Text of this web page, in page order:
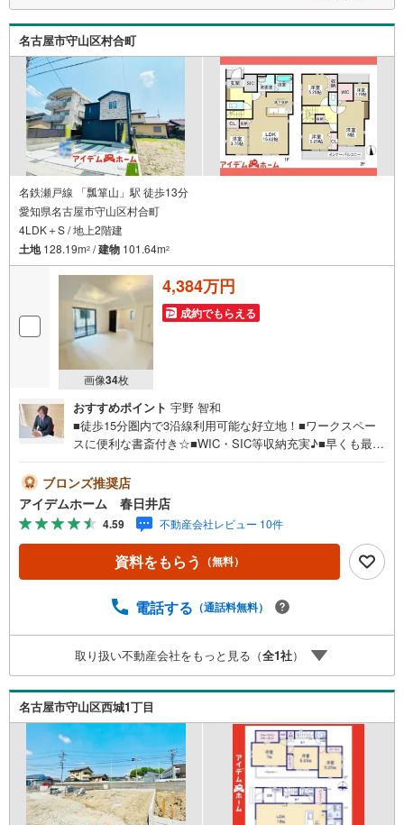
名古屋市守山区村合町
名鉄瀬戸線 「瓢箪山」駅 徒歩13分
愛知県名古屋市守山区村合町
4LDK＋S / 地上2階建
土地128.19m2 /建物 101.64m2
画像34枚
4,384万円
成約でもらえる
おすすめポイント 宇野 智和
■徒歩15分圏内で3沿線利用可能な好立地！■ワークスペー
スに便利な書斎付き☆■WIC・SIC等収納充実♪■早くも最終
分（640m）・名鉄瀬戸線「瓢箪山」駅:徒歩13分（1010
m） 年末年始以外休まず営業！当日案内OK、自己資金な
しでもOK！お仕事終わりでのご案内もご相談下さい！●ご
来店のメリット・ネット掲載以外の販売予定物件情報の提
供・物件の販売状況や工事進捗状況の提供・豊富な物件情
報の中からお客様のご要望に合わせた物件のご紹介●住宅ロ
件に合う最適な提案をさせて頂きます。・勤続年数が短い
グの借入がある方・自己資金がない、支払いに不安のある
方など他にもご不安、心配な事がある方は何でもご相談下
さい。
ブロンズ推奨店
アイデムホーム 春日井店
4.59 不動産会社レビュー 10件
資料をもらう （無料）
電話する （通話料無料）
取り扱い不動産会社をもっと見る（全1社）
名古屋市守山区西城1丁目